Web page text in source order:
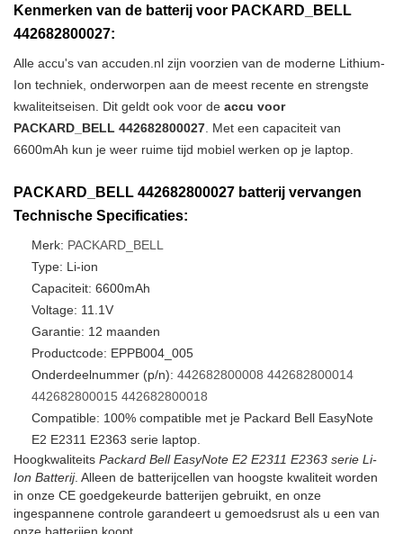
Kenmerken van de batterij voor PACKARD_BELL
442682800027:
Alle accu's van accuden.nl zijn voorzien van de moderne Lithium-
Ion techniek, onderworpen aan de meest recente en strengste
kwaliteitseisen. Dit geldt ook voor de accu voor
PACKARD_BELL 442682800027 . Met een capaciteit van
6600mAh kun je weer ruime tijd mobiel werken op je laptop.
PACKARD_BELL 442682800027 batterij vervangen
Technische Specificaties:
Merk: PACKARD_BELL
Type: Li-ion
Capaciteit: 6600mAh
Voltage: 11.1V
Garantie: 12 maanden
Productcode: EPPB004_005
Onderdeelnummer (p/n): 442682800008 442682800014
442682800015 442682800018
Compatible: 100% compatible met je Packard Bell EasyNote
E2 E2311 E2363 serie laptop.
Hoogkwaliteits Packard Bell EasyNote E2 E2311 E2363 serie Li-
Ion Batterij. Alleen de batterijcellen van hoogste kwaliteit worden
in onze CE goedgekeurde batterijen gebruikt, en onze
ingespannene controle garandeert u gemoedsrust als u een van